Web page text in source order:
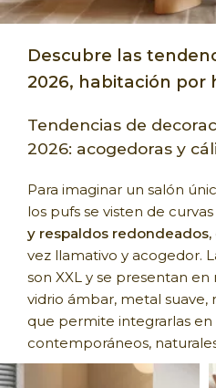
Descubre las
2026, habitación por
Tendencias de
2026: acogedoras y
Para imaginar un salón
los pufs se visten de curvas
y respaldos redondeados,
vez llamativo y acogedor.
son XXL y se presentan
vidrio ámbar, metal
que permite integrarlas
contemporáneos,